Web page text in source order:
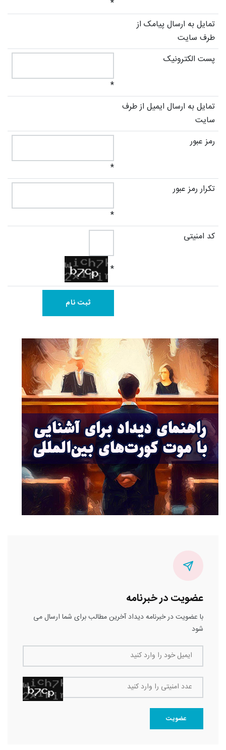
*
تمایل به ارسال پیامک از
طرف سایت
پست الکترونیک
*
تمایل به ارسال ایمیل از طرف
سایت
رمز عبور
*
تکرار رمز عبور
*
کد امنیتی
*
عضویت در خبرنامه
با عضویت در خبرنامه دیداد آخرین مطالب برای شما ارسال می
شود
ایمیل خود را وارد کنید
عدد امنیتی را وارد کنید
عضویت